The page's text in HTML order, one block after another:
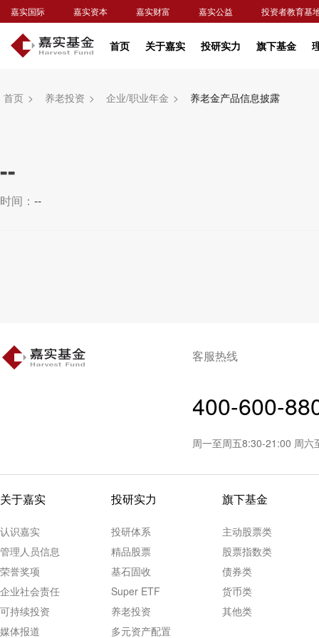
嘉实国际 嘉实资本 嘉实财富 嘉实公益 投资者教育基
首页 关于嘉实 投研实力 旗下基金
首页 > 养老投资 > 企业/职业年金 > 养老金产品信息披露
--
时间： --
客服热线
400-600-
周一至周五8:30-21:00 周
关于嘉实
认识嘉实
管理人员信息
荣誉奖项
企业社会责任
可持续投资
媒体报道
投研实力
投研体系
精品股票
基石固收
Super ETF
养老投资
多元资产配置
旗下基金
主动股票类
股票指数类
债券类
货币类
其他类